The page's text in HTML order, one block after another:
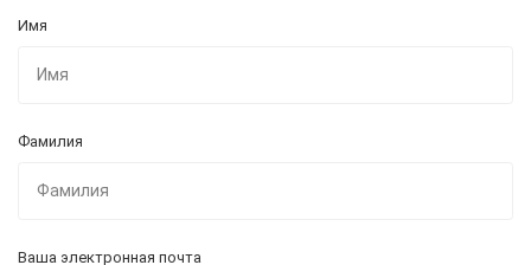
Имя
Фамилия
Ваша электронная почта